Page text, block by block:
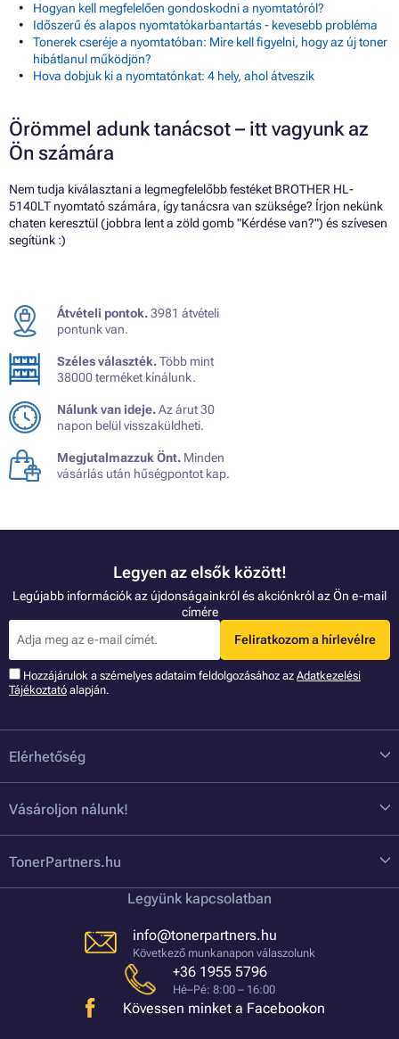
Hogyan kell megfelelően gondoskodni a nyomtatóról?
Időszerű és alapos nyomtatókarbantartás - kevesebb probléma
Tonerek cseréje a nyomtatóban: Mire kell figyelni, hogy az új toner
hibátlanul működjön?
Hova dobjuk ki a nyomtatónkat: 4 hely, ahol átveszik
Örömmel adunk tanácsot – itt vagyunk az
Ön számára
Nem tudja kiválasztani a legmegfelelőbb festéket BROTHER HL-
5140LT nyomtató számára, így tanácsra van szüksége? Írjon nekünk
chaten keresztül (jobbra lent a zöld gomb "Kérdése van?") és szívesen
segítünk :)
Átvételi pontok.3981 átvételi
pontunk van.
Széles választék.Több mint
38000 terméket kínálunk.
Nálunk van ideje.Az árut 30
napon belül visszaküldheti.
Megjutalmazzuk Önt. Minden
vásárlás után hűségpontot kap.
Legyen az elsők között!
Legújabb információk az újdonságainkról és akciónkról az Ön e-mail
címére
Feliratkozom a hírlevélre
Hozzájárulok a szémelyes adataim feldolgozásához az Adatkezelési
Tájékoztató alapján.
Elérhetőség
Vásároljon nálunk!
TonerPartners.hu
Legyünk kapcsolatban
info@tonerpartners.hu
Következő munkanapon válaszolunk
+36 1955 5796
Hé–Pé: 8:00 – 16:00
Kövessen minket a Facebookon